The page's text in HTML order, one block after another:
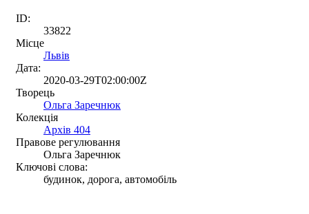
ID:
33822
Місце
Львів
Дата:
2020-03-29T02:00:00Z
Творець
Ольга Заречнюк
Колекція
Архів 404
Правове регулювання
Ольга Заречнюк
Ключові слова:
будинок, дорога, автомобіль